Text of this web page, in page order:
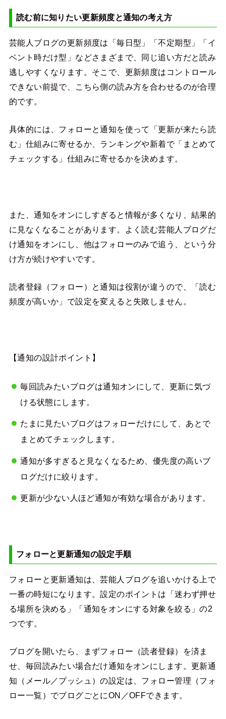
読む前に知りたい更新頻度と通知の考え方
芸能人ブログの更新頻度は「毎日型」「不定期型」「イ
ベント時だけ型」などさまざまで、同じ追い方だと読み
逃しやすくなります。そこで、更新頻度はコントロール
できない前提で、こちら側の読み方を合わせるのが合理
的です。
具体的には、フォローと通知を使って「更新が来たら読
む」仕組みに寄せるか、ランキングや新着で「まとめて
チェックする」仕組みに寄せるかを決めます。
また、通知をオンにしすぎると情報が多くなり、結果的
に見なくなることがあります。よく読む芸能人ブログだ
け通知をオンにし、他はフォローのみで追う、という分
け方が続けやすいです。
読者登録（フォロー）と通知は役割が違うので、「読む
頻度が高いか」で設定を変えると失敗しません。
【通知の設計ポイント】
毎回読みたいブログは通知オンにして、更新に気づ
ける状態にします。
たまに見たいブログはフォローだけにして、あとで
まとめてチェックします。
通知が多すぎると見なくなるため、優先度の高いブ
ログだけに絞ります。
更新が少ない人ほど通知が有効な場合があります。
フォローと更新通知の設定手順
フォローと更新通知は、芸能人ブログを追いかける上で
一番の時短になります。設定のポイントは「迷わず押せ
る場所を決める」「通知をオンにする対象を絞る」の2
つです。
ブログを開いたら、まずフォロー（読者登録）を済ま
せ、毎回読みたい場合だけ通知をオンにします。更新通
知（メール／プッシュ）の設定は、フォロー管理（フォ
ロー一覧）でブログごとにON／OFFできます。